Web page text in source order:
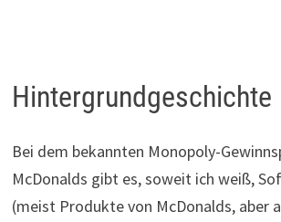
Hintergrundgeschichte
Bei dem bekannten Monopoly-
McDonalds gibt es, soweit ich weiß,
(meist Produkte von McDonalds, aber